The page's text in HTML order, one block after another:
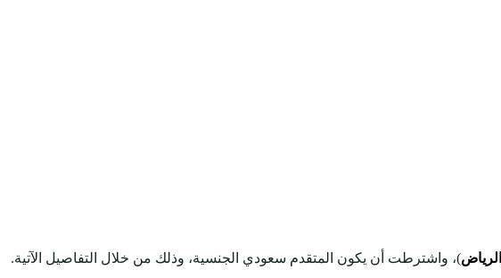
الرياض)، واشترطت أن يكون المتقدم سعودي الجنسية، وذلك من خلال التفاصيل الآتية.